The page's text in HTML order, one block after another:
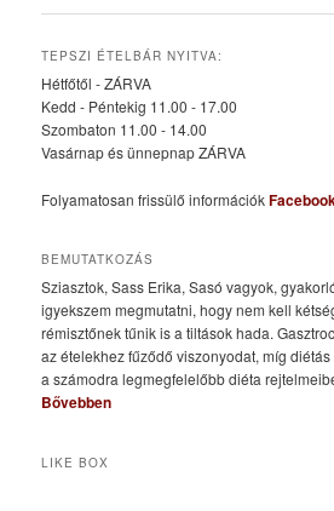
TEPSZI ÉTELBÁR NYITVA:
Hétfőtől - ZÁRVA
Kedd - Péntekig 11.00 - 17.00
Szombaton 11.00 - 14.00
Vasárnap és ünnepnap ZÁRVA
Folyamatosan frissülő információk
BEMUTATKOZÁS
Sziasztok, Sass Erika, Sasó vagyok,
igyekszem megmutatni, hogy nem kell
rémisztőnek tűnik is a tiltások hada.
az ételekhez fűződő viszonyodat, míg
a számodra legmegfelelőbb diéta
Bővebben
LIKE BOX